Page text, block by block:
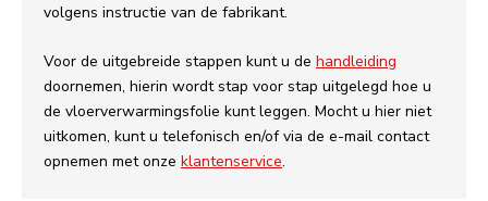
volgens instructie van de fabrikant.
Voor de uitgebreide stappen kunt u de handleiding
doornemen, hierin wordt stap voor stap uitgelegd hoe u
de vloerverwarmingsfolie kunt leggen. Mocht u hier niet
uitkomen, kunt u telefonisch en/of via de e-mail contact
opnemen met onze klantenservice.